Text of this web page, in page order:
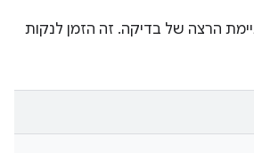
הרצה של בדיקה. זה הזמן לנקות